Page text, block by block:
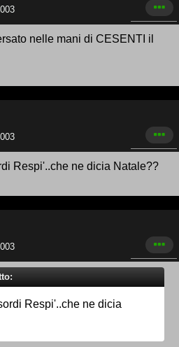
nelle mani di CESENTI il
Respi'..che ne dicia Natale??
Respi'..che ne dicia